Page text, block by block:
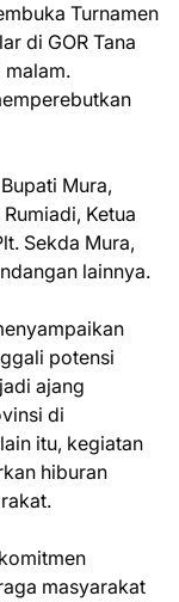
Turnamen
di GOR Tana
malam.
Mura,
Ketua
Sekda Mura,
lainnya.
potensi
ajang
di
itu, kegiatan
hiburan
masyarakat